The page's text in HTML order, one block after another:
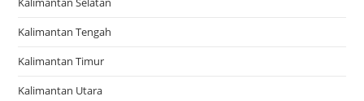
Kalimantan Tengah
Kalimantan Timur
Kalimantan Utara